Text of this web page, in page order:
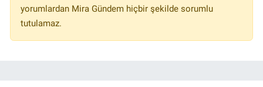
yorumlardan Mira Gündem hiçbir şekilde sorumlu
tutulamaz.